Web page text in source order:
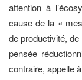
attention à
cause de la «
de productivité,
pensée
contraire, appelle